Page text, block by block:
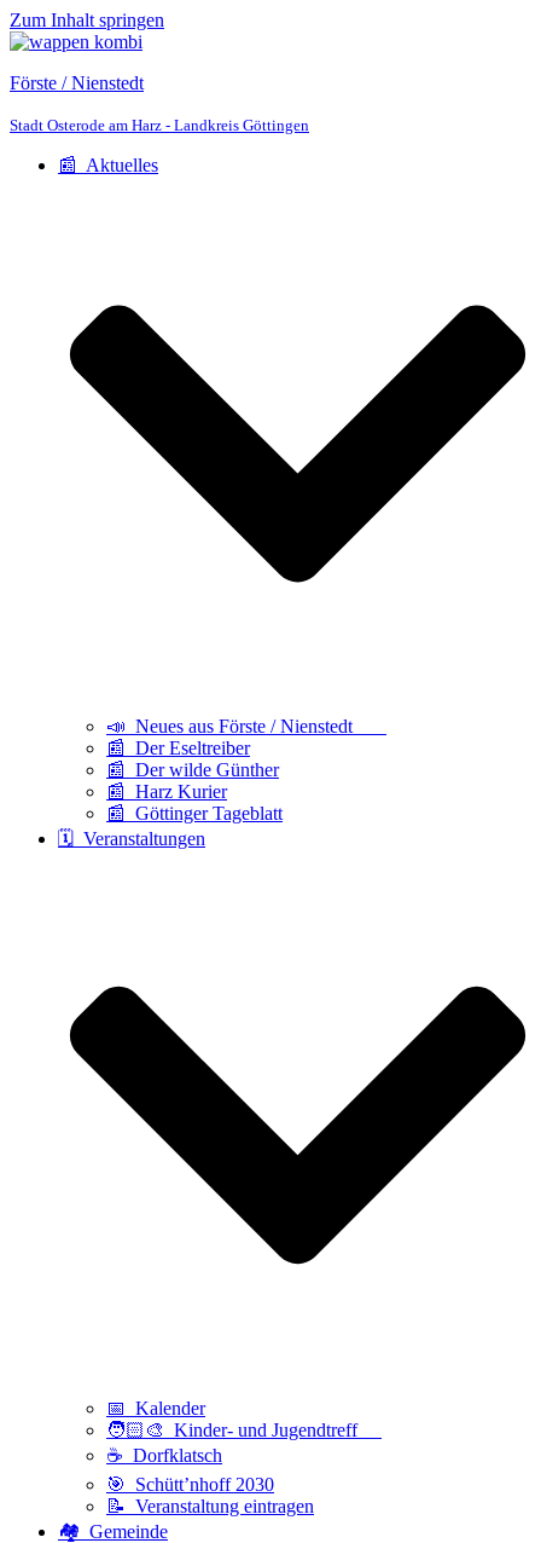
Zum Inhalt springen
Förste / Nienstedt
Stadt Osterode am Harz - Landkreis Göttingen
📰 Aktuelles
📣 Neues aus Förste / Nienstedt
📰 Der Eseltreiber
📰 Der wilde Günther
📰 Harz Kurier
📰 Göttinger Tageblatt
🗓️ Veranstaltungen
📅 Kalender
🧑🏻‍🎨 Kinder- und Jugendtreff
☕ Dorfklatsch
🎯 Schütt’nhoff 2030
📝 Veranstaltung eintragen
🏘️ Gemeinde